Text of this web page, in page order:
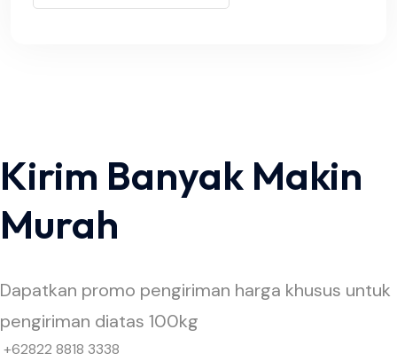
Kirim Banyak Makin
Murah
Dapatkan promo pengiriman harga khusus untuk
pengiriman diatas 100kg
+62822 8818 3338